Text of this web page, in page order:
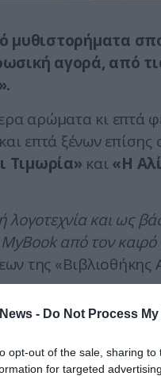
- Do Not Process
opt-out of the sale, sharing
for targeted
μυθιστορήματα
αγορά, από
αρώματα κι επτά
επτά ξένων
Τιμωρία» και «Η
και ως
από τον καιρό
της
νότες για τη
έργου, τα πιο
αλλά